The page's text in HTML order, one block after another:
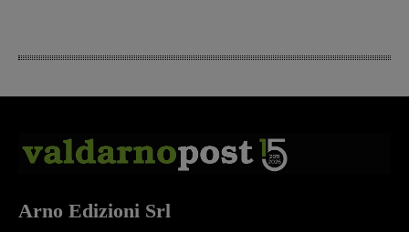
Arno Edizioni Srl